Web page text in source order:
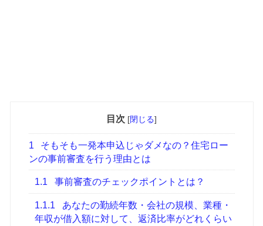
目次 [閉じる]
1
そもそも一発本申込じゃダメなの？住宅ロー
ンの事前審査を行う理由とは
1.1 事前審査のチェックポイントとは？
1.1.1
あなたの勤続年数・会社の規模、業種・
年収が借入額に対して、返済比率がどれくらい